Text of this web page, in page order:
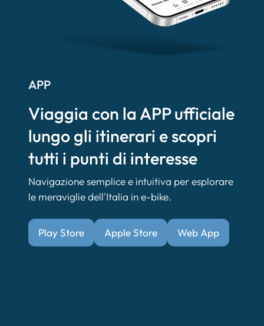
APP
Viaggia con la APP ufficiale
lungo gli itinerari e scopri
tutti i punti di interesse
Navigazione semplice e intuitiva per esplorare
le meraviglie dell'Italia in e-bike.
Play Store Apple Store Web App